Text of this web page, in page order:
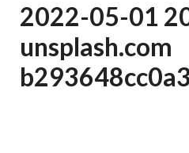
2022-05-01
unsplash.com
b293648cc0a3